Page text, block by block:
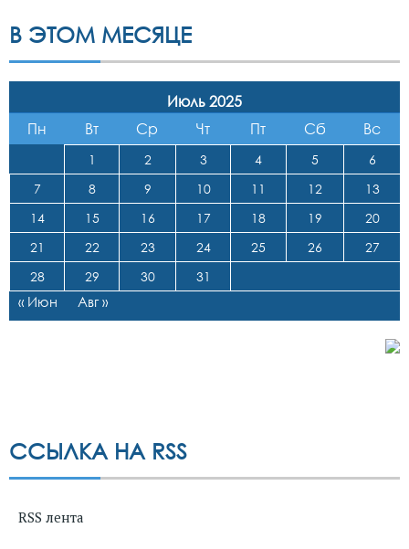
В ЭТОМ МЕСЯЦЕ
Июль 2025
Пн
Вт Ср Чт Пт Сб Вс
1 2 3 4 5
6
7
8 9 10 11 12
13
14
15 16 17 18 19
20
21
22 23 24 25 26
27
28
29 30 31
« Июн Авг »
ССЫЛКА НА RSS
RSS лента